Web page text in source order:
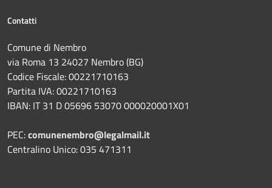
Contatti
Comune di Nembro
via Roma 13 24027 Nembro (BG)
Codice Fiscale: 00221710163
Partita IVA: 00221710163
IBAN: IT 31 D 05696 53070 000020001X01
PEC:comunenembro@legalmail.it
Centralino Unico: 035 471311